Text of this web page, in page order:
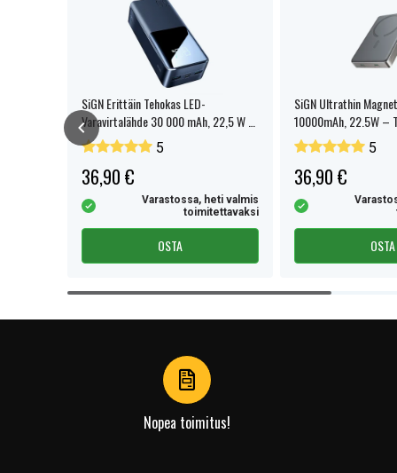
Square: 0 / 1
Spanner: 2.6
1 x SIM Eject
1 x Mutter Taltta
1 x CRV Y0.6
1 X MID
SiGN
Lue ominaisuuksien
SiGN Erittäin Tehokas LED-
Varavirtalähde 30 000 mAh, 22,5 W -
Musta
5
36,90 €
Varastossa, heti valmis
toimitettavaksi
OSTA
SiGN Ultrathin
10000mAh, 22.5W –
5
36,90 €
OSTA
Item
Nopea toimitus!